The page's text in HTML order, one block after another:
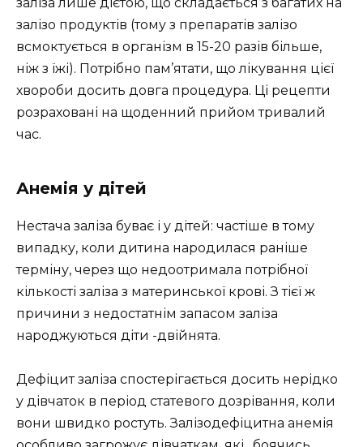
залізо продуктів (тому з препаратів залізо
всмоктується в організм в 15-20 разів більше,
ніж з їжі). Потрібно пам’ятати, що лікування цієї
хвороби досить довга процедура. Ці рецепти
розраховані на щоденний прийом тривалий
час.
Анемія у дітей
Нестача заліза буває і у дітей: частіше в тому
випадку, коли дитина народилася раніше
терміну, через що недоотримала потрібної
кількості заліза з материнської крові. З тієї ж
причини з недостатнім запасом заліза
народжуються діти -двійнята.
Дефіцит заліза спостерігається досить нерідко
у дівчаток в період статевого дозрівання, коли
вони швидко ростуть. Залізодефіцитна анемія